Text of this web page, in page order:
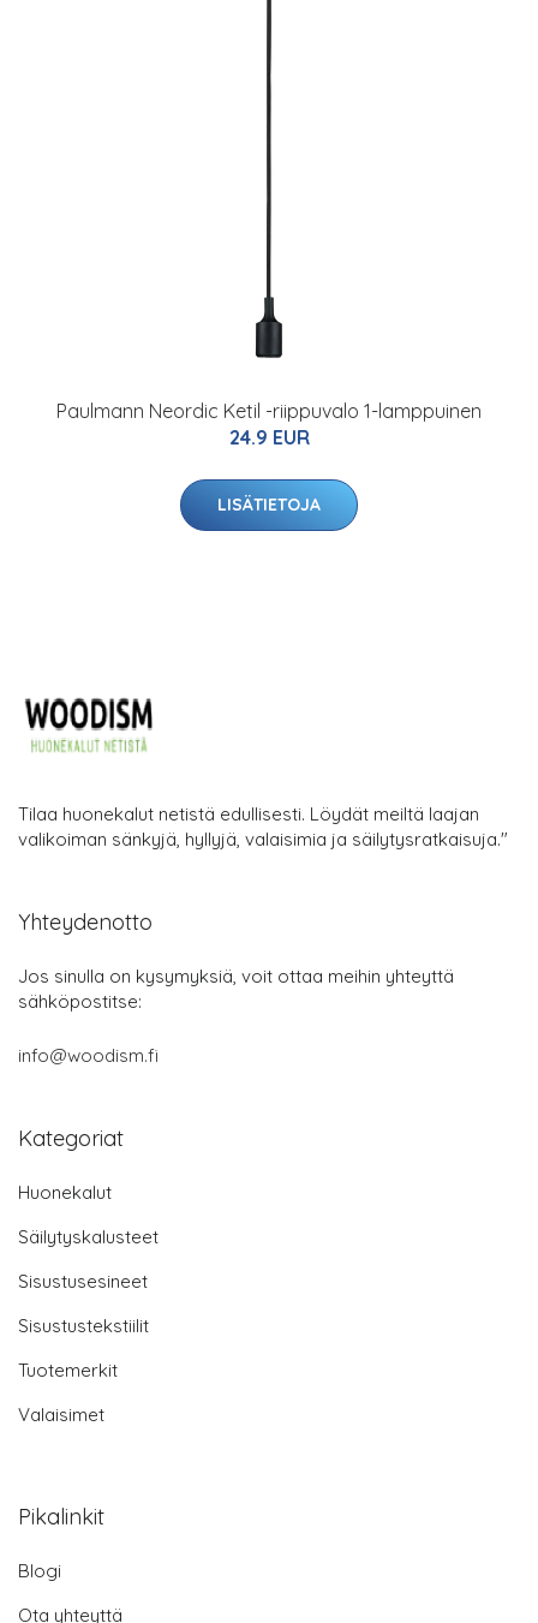
Paulmann Neordic Ketil -riippuvalo 1-lamppuinen
24.9 EUR
LISÄTIETOJA
Tilaa huonekalut netistä edullisesti. Löydät meiltä laajan
valikoiman sänkyjä, hyllyjä, valaisimia ja säilytysratkaisuja."
Yhteydenotto
Jos sinulla on kysymyksiä, voit ottaa meihin yhteyttä
sähköpostitse:
info@woodism.fi
Kategoriat
Huonekalut
Säilytyskalusteet
Sisustusesineet
Sisustustekstiilit
Tuotemerkit
Valaisimet
Pikalinkit
Blogi
Ota yhteyttä